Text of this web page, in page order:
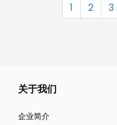
1 2 3
关于我们
企业简介